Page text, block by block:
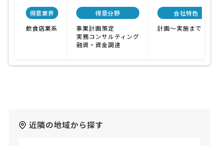
得意業界
飲食店業系
得意分野
事業計画策定
実務コンサルティング
融資・資金調達
会社特色
計画〜実施まで対応
近隣の地域から探す